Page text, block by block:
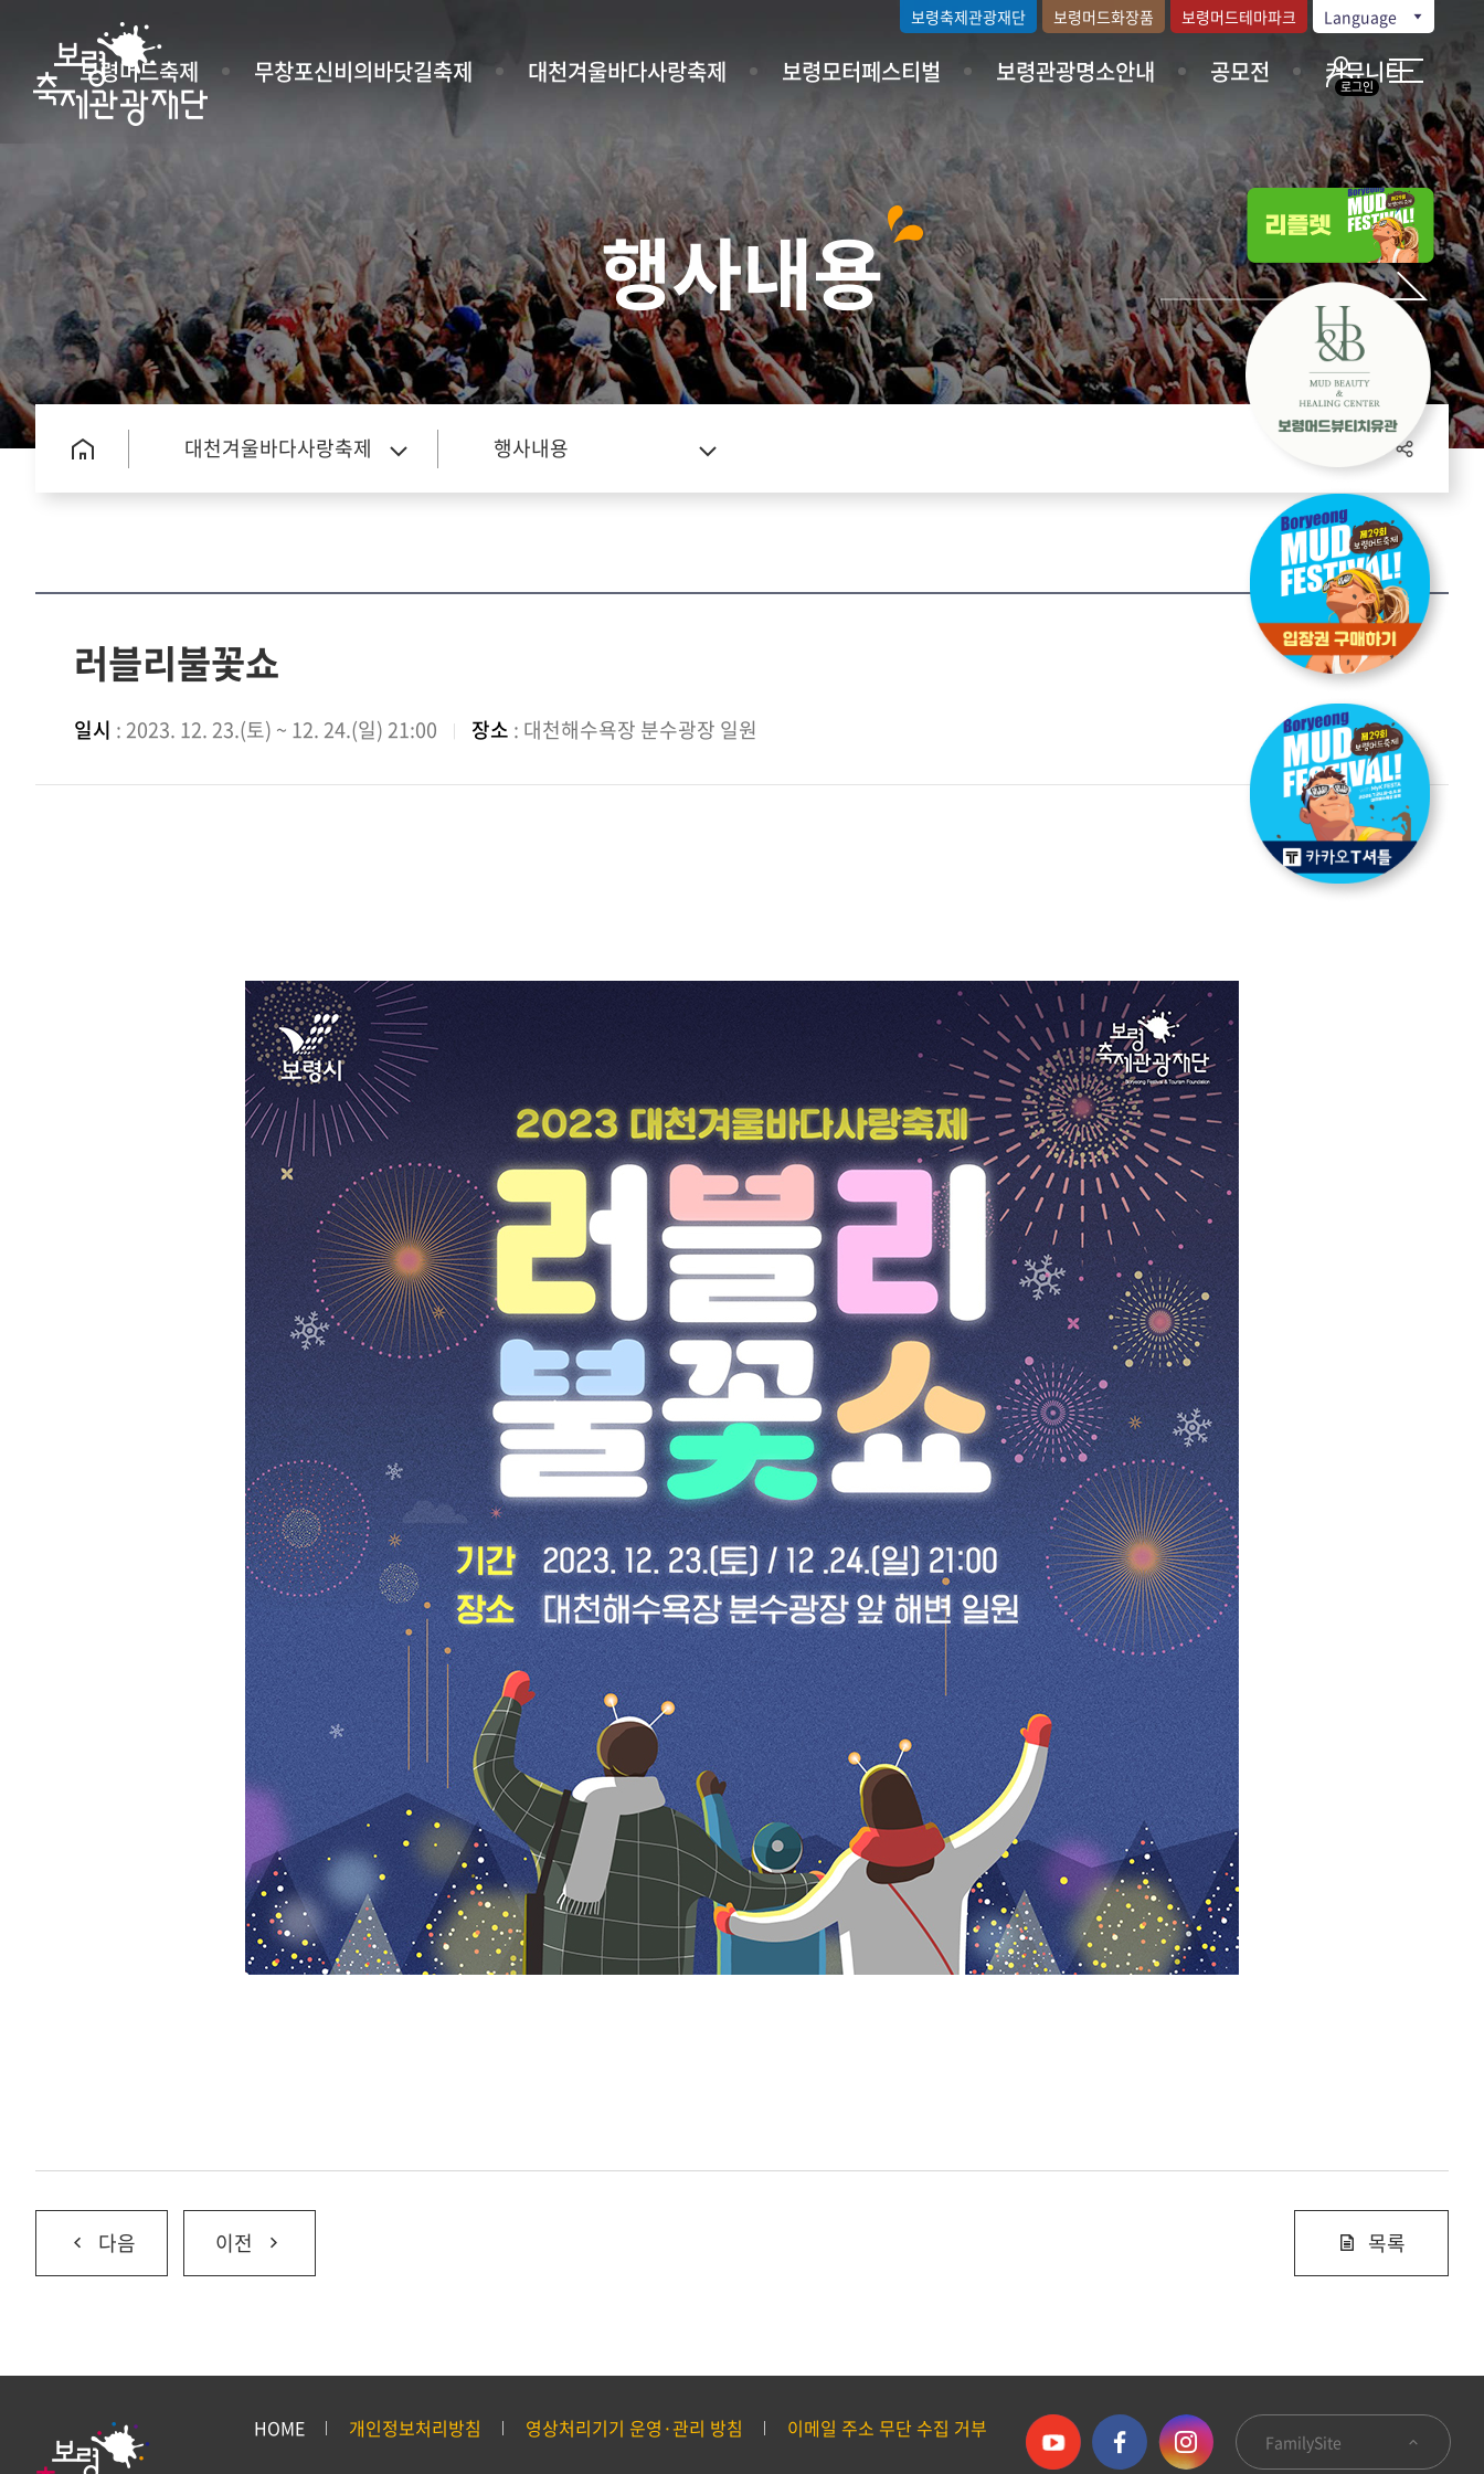
보령머드축제 무창포신비의바닷길축제 대천겨울바다사랑축제 보령모터페스티벌 보령관광명소안내 공모전 커뮤니티
보령축제관광재단 보령머드화장품 보령머드테마파크 Language
로그인
행사내용
대천겨울바다사랑축제 행사내용
러블리불꽃쇼
일시 : 2023. 12. 23.(토) ~ 12. 24.(일) 21:00 장소 : 대천해수욕장 분수광장 일원
다음 이전 목록
HOME 개인정보처리방침 영상처리기기 운영·관리 방침 이메일 주소 무단 수집 거부
FamilySite